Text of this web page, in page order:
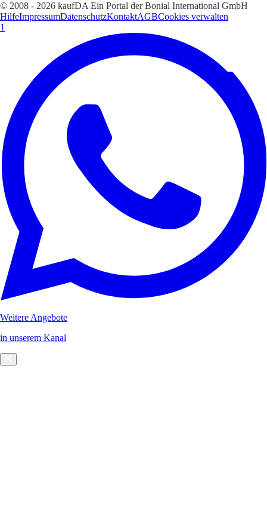
© 2008 - 2026 kaufDA Ein Portal der Bonial International GmbH
HilfeImpressumDatenschutzKontaktAGBCookies verwalten
1
Weitere Angebote
in unserem Kanal